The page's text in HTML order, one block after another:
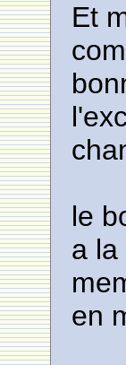
Et
le
a la
en